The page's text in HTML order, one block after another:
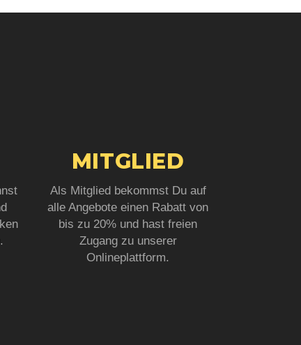
MITGLIED
Als Mitglied bekommst Du auf
alle Angebote einen Rabatt von
bis zu 20% und hast freien
Zugang zu unserer
Onlineplattform.